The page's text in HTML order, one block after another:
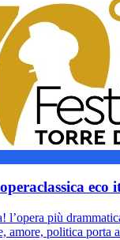
eco
l’opera più
amore, politica